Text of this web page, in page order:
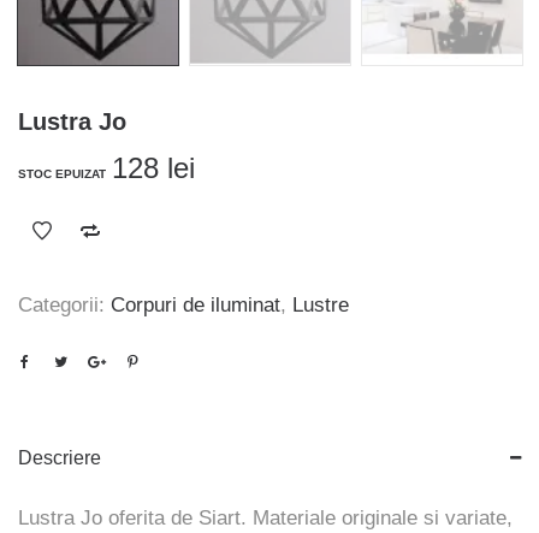
Lustra Jo
STOC EPUIZAT 128 lei
Categorii: Corpuri de iluminat, Lustre
Descriere
Lustra Jo oferita de Siart. Materiale originale si variate,